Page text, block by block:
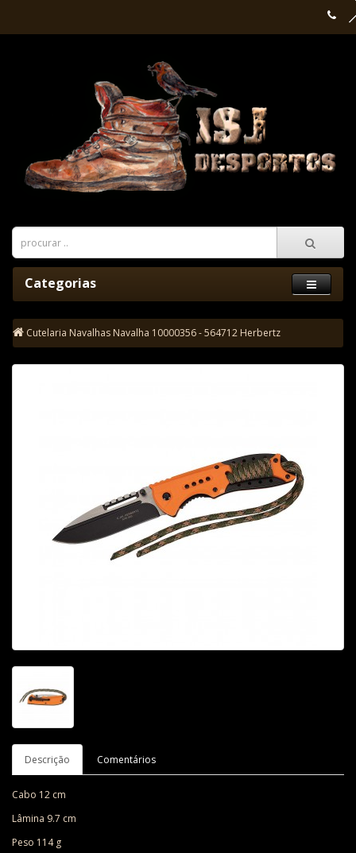
Categorias
Cutelaria Navalhas Navalha 10000356 - 564712 Herbertz
Descrição Comentários
Cabo 12 cm
Lâmina 9.7 cm
Peso 114 g